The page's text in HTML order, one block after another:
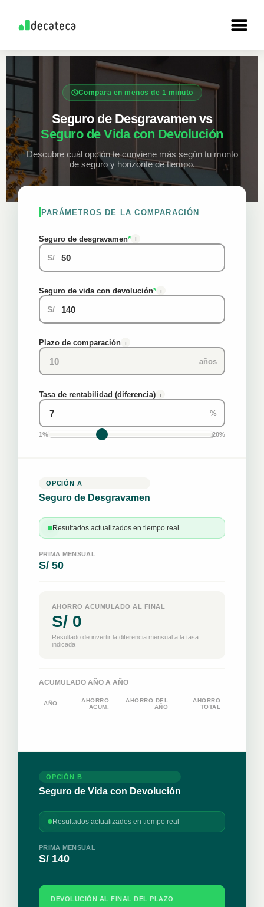
Compara en menos de 1 minuto
Seguro de Desgravamen vs
Seguro de Vida con Devolución
Descubre cuál opción te conviene más según tu monto
de seguro y horizonte de tiempo.
PARÁMETROS DE LA COMPARACIÓN
Seguro de desgravamen* i
S/
Seguro de vida con devolución* i
S/
Plazo de comparación i
años
Tasa de rentabilidad (diferencia) i
%
1% 20%
OPCIÓN A
Seguro de Desgravamen
Resultados actualizados en tiempo real
PRIMA MENSUAL
S/ 50
AHORRO ACUMULADO AL FINAL
S/ 0
Resultado de invertir la diferencia mensual a la tasa
indicada
ACUMULADO AÑO A AÑO
AÑO
AHORRO
ACUM.
AHORRO DEL
AÑO
AHORRO
TOTAL
OPCIÓN B
Seguro de Vida con Devolución
Resultados actualizados en tiempo real
PRIMA MENSUAL
S/ 140
DEVOLUCIÓN AL FINAL DEL PLAZO